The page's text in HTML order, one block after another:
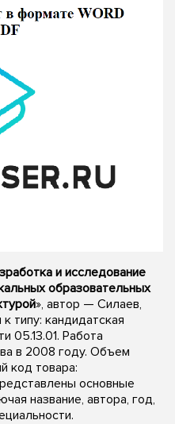
и исследование
образовательных
», автор — Силаев,
типу: кандидатская
05.13.01. Работа
в 2008 году. Объем
код товара:
основные
название, автора, год,